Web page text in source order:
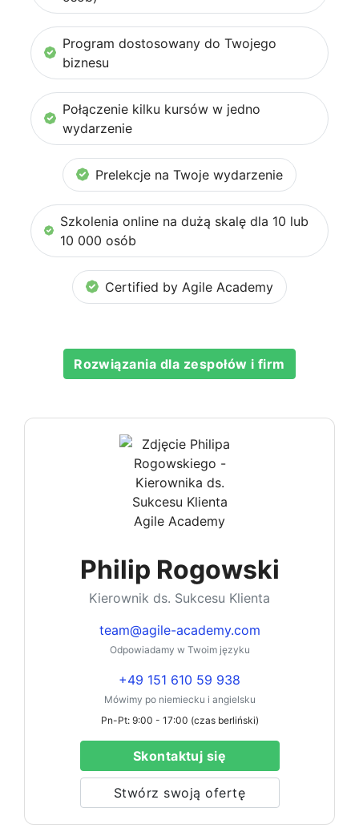
Program dostosowany do Twojego
biznesu
Połączenie kilku kursów w jedno
wydarzenie
Prelekcje na Twoje wydarzenie
Szkolenia online na dużą skalę dla 10 lub
10 000 osób
Certified by Agile Academy
Rozwiązania dla zespołów i firm
Philip Rogowski
Kierownik ds. Sukcesu Klienta
team@agile-academy.com
Odpowiadamy w Twoim języku
+49 151 610 59 938
Mówimy po niemiecku i angielsku
Pn-Pt: 9:00 - 17:00 (czas berliński)
Skontaktuj się
Stwórz swoją ofertę